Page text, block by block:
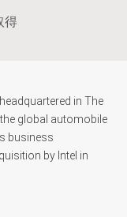
得
in The
global automobile
business
by Intel in